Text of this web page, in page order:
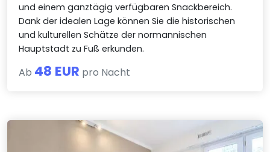
und einem ganztägig verfügbaren Snackbereich.
Dank der idealen Lage können Sie die historischen
und kulturellen Schätze der normannischen
Hauptstadt zu Fuß erkunden.
Ab 48 EUR pro Nacht